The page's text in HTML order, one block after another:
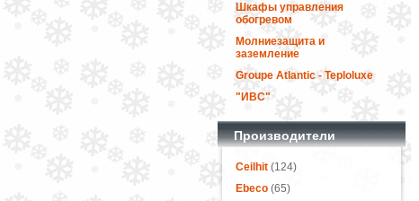
Шкафы управления
обогревом
Молниезащита и
заземление
Groupe Atlantic - Teploluxe
"ИВС"
Производители
Ceilhit(124)
Ebeco(65)